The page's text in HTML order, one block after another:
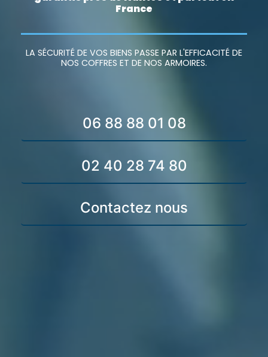
France
LA SÉCURITÉ DE VOS BIENS PASSE PAR L'EFFICACITÉ DE
NOS COFFRES ET DE NOS ARMOIRES.
06 88 88 01 08
02 40 28 74 80
Contactez nous